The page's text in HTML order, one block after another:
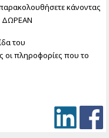
κάνοντας
ΔΩΡΕΑΝ
του
οι πληροφορίες που το